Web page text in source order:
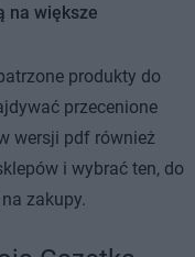
na większe
produkty do
przecenione
wersji pdf również
i wybrać ten, do
zakupy.